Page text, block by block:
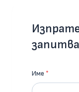
Име *